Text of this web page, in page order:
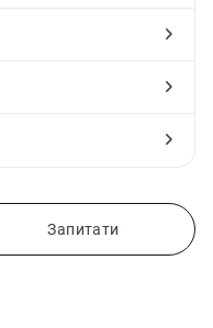
Запитати